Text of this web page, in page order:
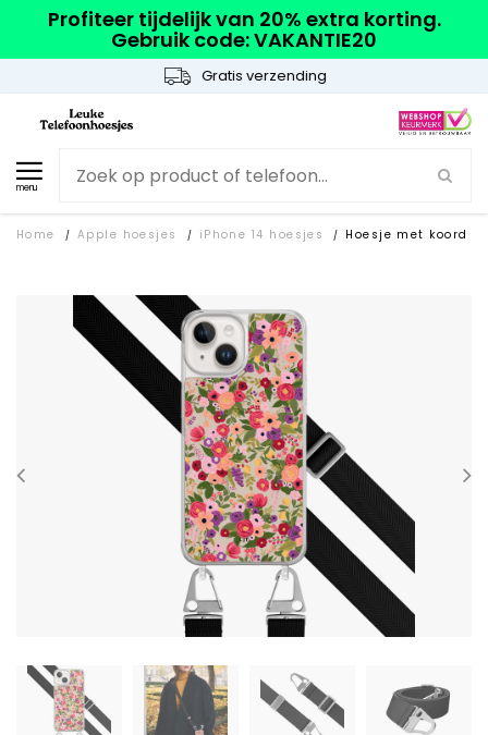
Profiteer tijdelijk van 20% extra korting.
Gebruik code: VAKANTIE20
Gratis verzending
menu
Home / Apple hoesjes / iPhone 14 hoesjes / Hoesje met koord